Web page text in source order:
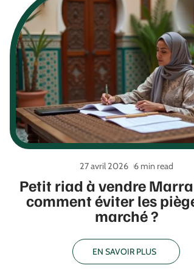
Petit riad à vendre
comment éviter les
marché ?
27 avril 2026 6 min read
EN SAVOIR PLUS